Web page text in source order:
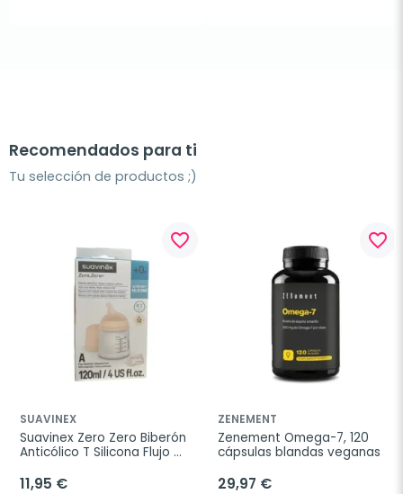
Recomendados para ti
Tu selección de productos ;)
favorite_border
SUAVINEX
Suavinex Zero Zero Biberón
Anticólico T Silicona Flujo
11,95 €
favorite_border
ZENEMENT
Zenement Omega-7, 120
cápsulas blandas veganas
29,97 €